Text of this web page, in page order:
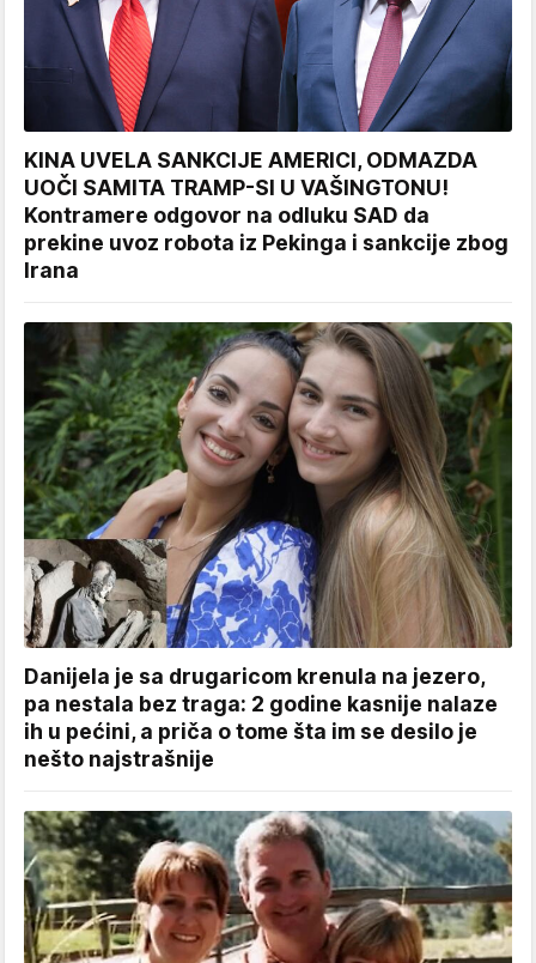
KINA UVELA SANKCIJE AMERICI, ODMAZDA
UOČI SAMITA TRAMP-SI U VAŠINGTONU!
Kontramere odgovor na odluku SAD da
prekine uvoz robota iz Pekinga i sankcije zbog
Irana
Danijela je sa drugaricom krenula na jezero,
pa nestala bez traga: 2 godine kasnije nalaze
ih u pećini, a priča o tome šta im se desilo je
nešto najstrašnije